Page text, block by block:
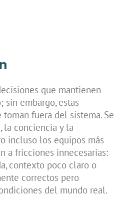
que mantienen
embargo, estas
fuera del sistema. Se
la conciencia y la
incluso los equipos más
a fricciones innecesarias:
contexto poco claro o
correctos pero
del mundo real.